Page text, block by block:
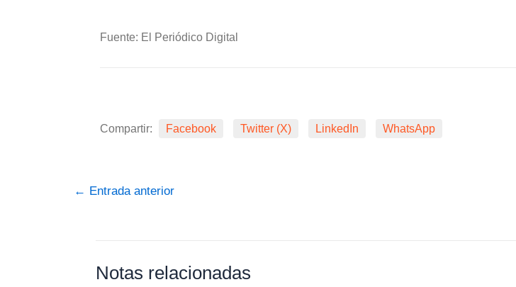
Fuente: El Periódico Digital
Compartir: Facebook Twitter (X) LinkedIn WhatsApp
← Entrada anterior
Notas relacionadas